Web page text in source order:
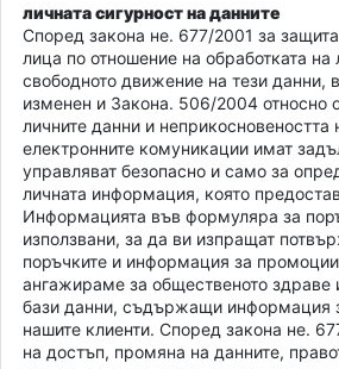
личната сигурност на данните
Според закона не. 677/2001 за
лица по отношение на обработката на
свободното движение на тези данни,
изменен и Закона. 506/2004 относно
личните данни и неприкосновеността
електронните комуникации имат
управляват безопасно и само за
личната информация, която
Информацията във формуляра за
използвани, за да ви изпращат
поръчките и информация за
ангажираме за общественото здраве
бази данни, съдържащи информация
нашите клиенти. Според закона не.
на достъп, промяна на данните,